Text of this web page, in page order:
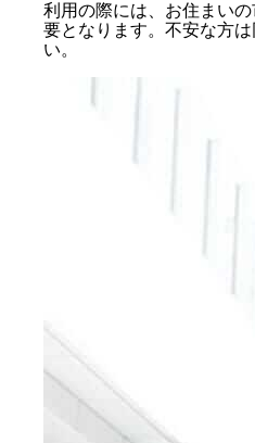
利用の際には、お住まい
要となります。不安な方
い。